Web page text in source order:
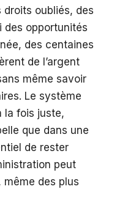
oubliés, des
des opportunités
des centaines
de l’argent
même savoir
Le système
la fois juste,
que dans une
de rester
peut
des plus